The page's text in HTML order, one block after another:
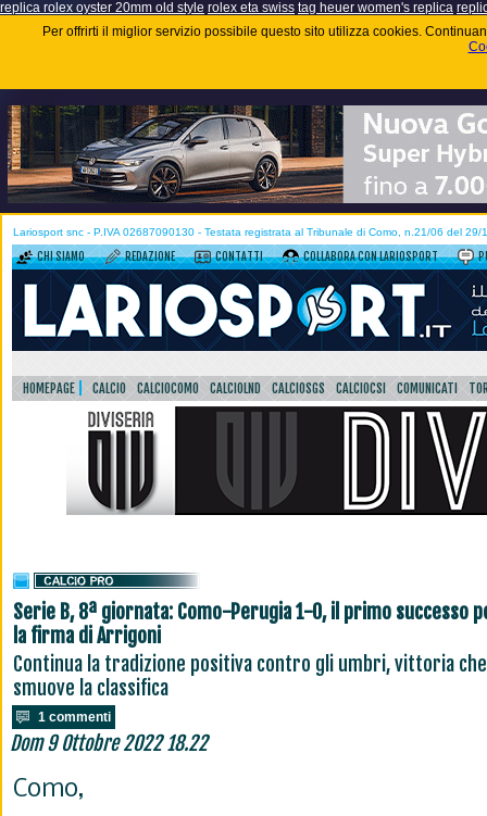
replica rolex oyster 20mm old style rolex eta swiss tag heuer women's replica
Per offrirti il miglior servizio possibile questo sito utilizza cookies.
Lariosport snc - P.IVA 02687090130 - Testata registrata al Tribunale di Como, n.21/06 del 29/
CHI SIAMO REDAZIONE CONTATTI COLLABORA CON LARIOSPORT
HOMEPAGE CALCIO CALCIOCOMO CALCIOLND CALCIOSGS CALCIOCSI COMUNICATI
Serie B, 8ª giornata: Como-Perugia 1-0, il primo successo
la firma di Arrigoni
Continua la tradizione positiva contro gli umbri, vittoria che
smuove la classifica
1 commenti
Dom 9 Ottobre 2022 18.22
Como,